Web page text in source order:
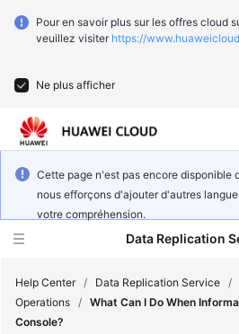
Pour en savoir plus sur les offres cloud
veuillez visiter https://
Ne plus afficher
Cette page n'est pas encore disponible
nous efforçons d'ajouter d'autres
votre compréhension.
Data Replication
Help Center / Data Replication Service /
Operations / What Can I Do When
Console?